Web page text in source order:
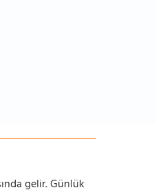
gelir. Günlük